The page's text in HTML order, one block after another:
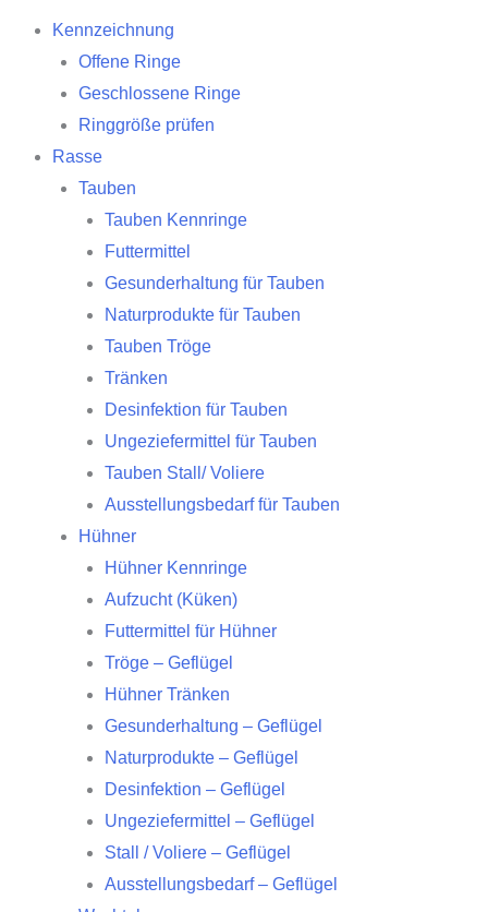
Kennzeichnung
Offene Ringe
Geschlossene Ringe
Ringgröße prüfen
Rasse
Tauben
Tauben Kennringe
Futtermittel
Gesunderhaltung für Tauben
Naturprodukte für Tauben
Tauben Tröge
Tränken
Desinfektion für Tauben
Ungeziefermittel für Tauben
Tauben Stall/ Voliere
Ausstellungsbedarf für Tauben
Hühner
Hühner Kennringe
Aufzucht (Küken)
Futtermittel für Hühner
Tröge – Geflügel
Hühner Tränken
Gesunderhaltung – Geflügel
Naturprodukte – Geflügel
Desinfektion – Geflügel
Ungeziefermittel – Geflügel
Stall / Voliere – Geflügel
Ausstellungsbedarf – Geflügel